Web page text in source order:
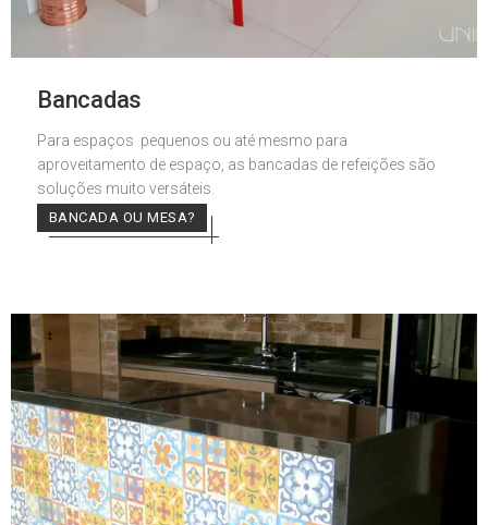
Bancadas
Para espaços pequenos ou até mesmo para
aproveitamento de espaço, as bancadas de refeições são
soluções muito versáteis.
BANCADA OU MESA?